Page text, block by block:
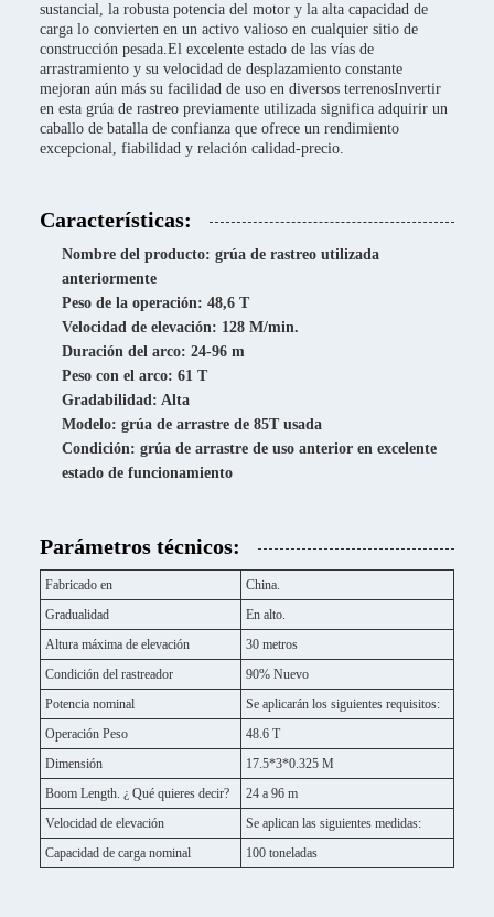
sustancial, la robusta potencia del motor y la alta capacidad de
carga lo convierten en un activo valioso en cualquier sitio de
construcción pesada.El excelente estado de las vías de
arrastramiento y su velocidad de desplazamiento constante
mejoran aún más su facilidad de uso en diversos terrenosInvertir
en esta grúa de rastreo previamente utilizada significa adquirir un
caballo de batalla de confianza que ofrece un rendimiento
excepcional, fiabilidad y relación calidad-precio.
Características:
Nombre del producto: grúa de rastreo utilizada
anteriormente
Peso de la operación: 48,6 T
Velocidad de elevación: 128 M/min.
Duración del arco: 24-96 m
Peso con el arco: 61 T
Gradabilidad: Alta
Modelo: grúa de arrastre de 85T usada
Condición: grúa de arrastre de uso anterior en excelente
estado de funcionamiento
Parámetros técnicos:
Fabricado en
China.
Gradualidad
En alto.
Altura máxima de elevación
30 metros
Condición del rastreador
90% Nuevo
Potencia nominal
Se aplicarán los siguientes requisitos:
Operación Peso
48.6 T
Dimensión
17.5*3*0.325 M
Boom Length. ¿ Qué quieres decir?
24 a 96 m
Velocidad de elevación
Se aplican las siguientes medidas:
Capacidad de carga nominal
100 toneladas